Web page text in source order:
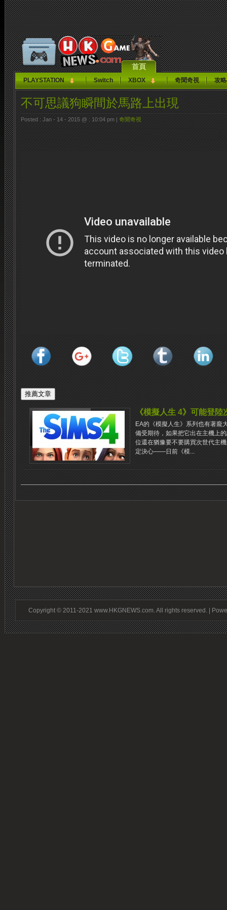
首頁
PLAYSTATION Switch XBOX 奇聞奇視 攻
不可思議狗瞬間於馬路上出現
Posted : Jan - 14 - 2015 @ : 10:04 pm | 奇聞奇視
《模擬人生 4》可能登陸
EA的《模擬人生》系列也有著龐
備受期待，如果把它出在主機上
位還在猶豫要不要購買次世代主
定決心——日前《模...
Copyright © 2011-2021 www.HKGNEWS.com. All rights reserved. |